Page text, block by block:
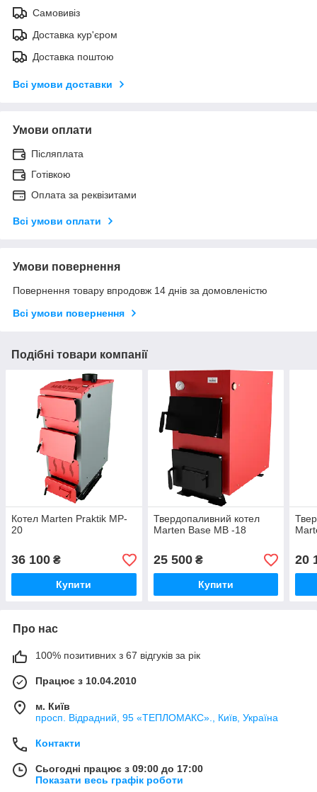
Самовивіз
Доставка кур'єром
Доставка поштою
Всі умови доставки
Умови оплати
Післяплата
Готівкою
Оплата за реквізитами
Всі умови оплати
Умови повернення
Повернення товару впродовж 14 днів за домовленістю
Всі умови повернення
Подібні товари компанії
Котел Marten Praktik MP-
20
36 100 ₴
Купити
Твердопаливний котел
Marten Base MB -18
25 500₴
Купити
20
Про нас
100% позитивних з 67 відгуків за рік
Працює з 10.04.2010
м. Київ
просп. Відрадний, 95 «ТЕПЛОМАКС»., Київ, Україна
Контакти
Сьогодні працює з 09:00 до 17:00
Показати весь графік роботи